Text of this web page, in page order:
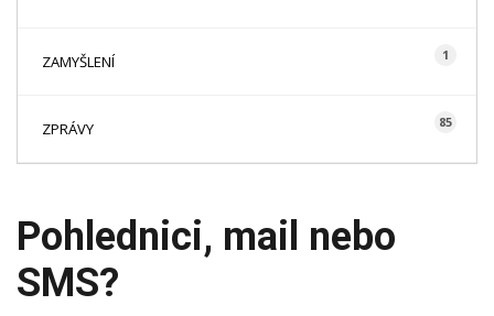
ZAMYŠLENÍ 1
ZPRÁVY 85
Pohlednici, mail nebo
SMS?